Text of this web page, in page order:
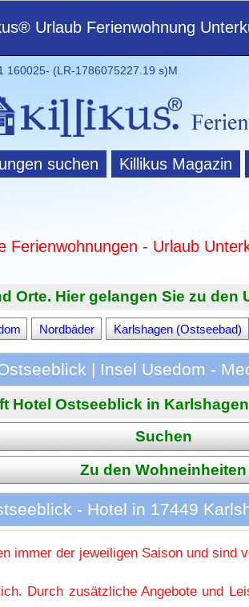
Urlaub Ferienwohnung
160025- (LR-1786075227.19 s)M
suchen Killikus Magazin
Ferienwohnungen - Urlaub
Orte. Hier gelangen Sie zu den
Nordbäder Karlshagen (Ostseebad)
| Insel Usedom -
Hotel Ostseeblick in
Suchen
Zu den Wohneinheiten
- Hotel in 17449
immer der jeweiligen Saison und sind
Durch zusätzliche Angebote und